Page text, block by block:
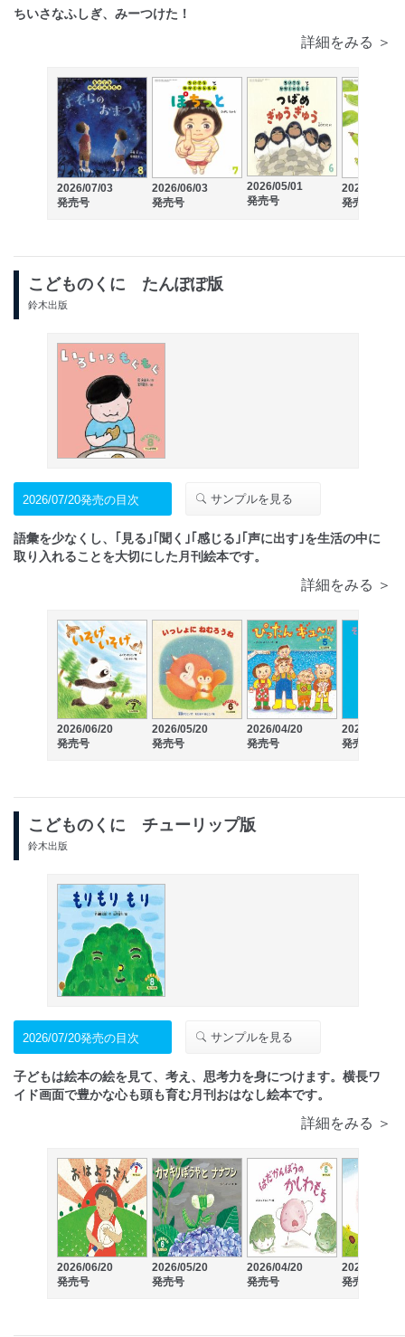
ちいさなふしぎ、みーつけた！
詳細をみる ＞
2026/07/03
発売号
2026/06/03
発売号
2026/05/01
発売号
2026/04/03
発売号
こどものくに たんぽぽ版
鈴木出版
2026/07/20発売の目次 サンプルを見る
語彙を少なくし、｢見る｣｢聞く｣｢感じる｣｢声に出す｣を生活の中に
取り入れることを大切にした月刊絵本です。
詳細をみる ＞
2026/06/20
発売号
2026/05/20
発売号
2026/04/20
発売号
2026/03/20
発売号
こどものくに チューリップ版
鈴木出版
2026/07/20発売の目次 サンプルを見る
子どもは絵本の絵を見て、考え、思考力を身につけます。横長ワ
イド画面で豊かな心も頭も育む月刊おはなし絵本です。
詳細をみる ＞
2026/06/20
発売号
2026/05/20
発売号
2026/04/20
発売号
2026/03/20
発売号